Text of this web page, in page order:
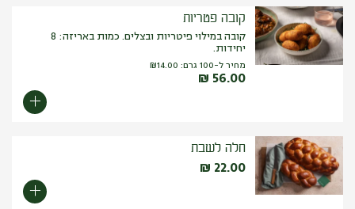
קובה פטריות
קובה במילוי פיטריות ובצלים. כמות באריזה: 8
יחידות.
מחיר ל-100 גרם: ₪14.00
₪ 56.00
חלה לשבת
₪ 22.00